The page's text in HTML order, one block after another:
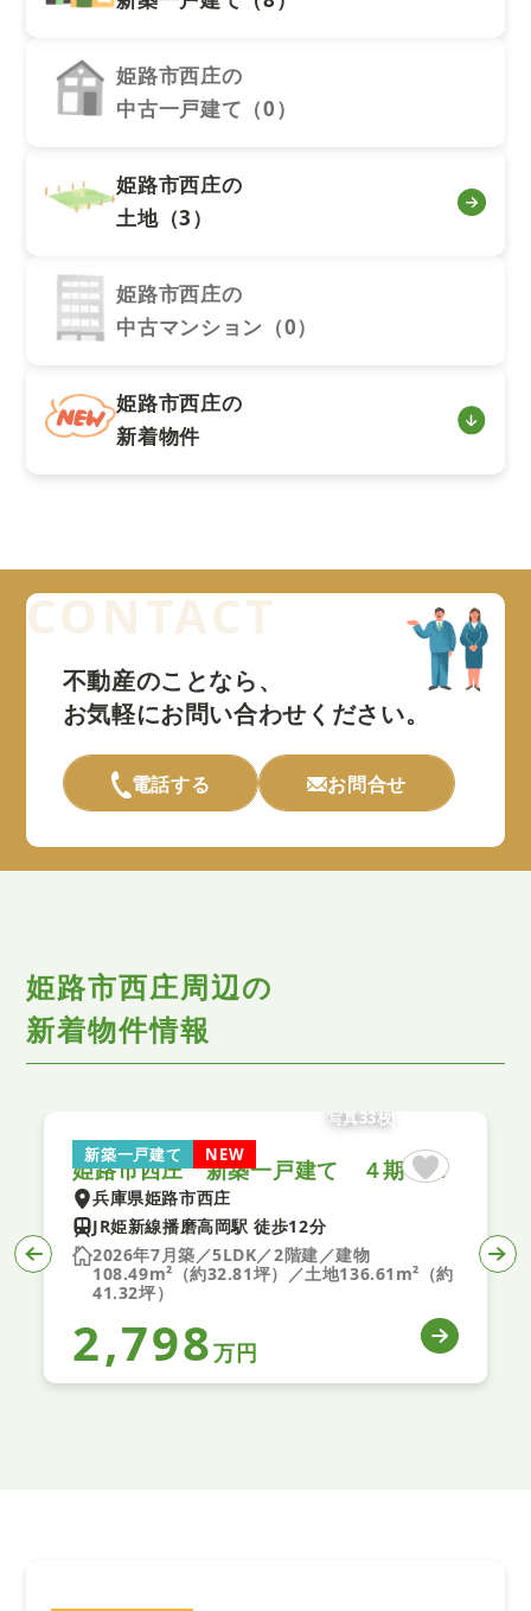
姫路市西庄の
中古一戸建て（0）
姫路市西庄の
土地（3）
姫路市西庄の
中古マンション（0）
姫路市西庄の
新着物件
不動産のことなら、
お気軽にお問い合わせください。
電話する お問合せ
姫路市西庄周辺の
新着物件情報
新築一戸建て NEW
写真33枚
姫路市西庄 新築一戸建て ４期 ４号棟
兵庫県姫路市西庄
JR姫新線播磨高岡駅 徒歩12分
2026年7月築／5LDK／2階建／建物
108.49m²（約32.81坪）／土地136.61m²（約
41.32坪）
2,798万円